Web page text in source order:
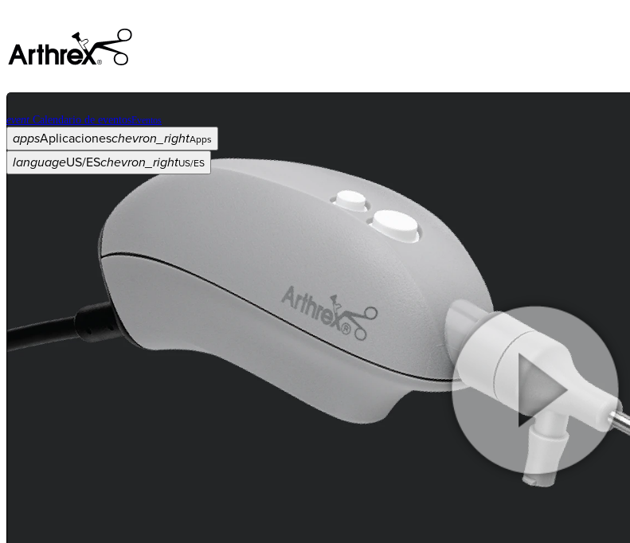
event Calendario de eventosEventos
appsAplicacioneschevron_rightApps
languageUS/ESchevron_rightUS/ES
arrow_drop_down
arrow_drop_down
Educación médica
arrow_drop_downchevron_right
Administradoresarrow_drop_down
chevron_right
Paciente
arrow_drop_down
Recursos
arrow_drop_downchevron_right
Play
Video